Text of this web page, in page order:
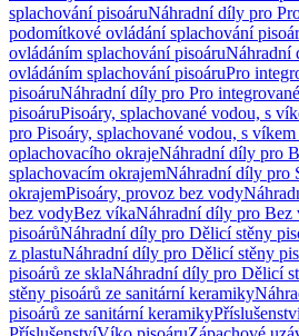
splachování pisoáruNáhradní díly pro
podomítkové ovládání splachování
ovládáním splachování pisoáruNáhradní
ovládáním splachování pisoáruPro
pisoáruNáhradní díly pro Pro
pisoáruPisoáry, splachované vodou, s
pro Pisoáry, splachované vodou, s
oplachovacího okrajeNáhradní díly pro
splachovacím okrajemNáhradní díly pro
okrajemPisoáry, provoz bez vody
bez vodyBez víkaNáhradní díly pro Bez
pisoárůNáhradní díly pro Dělicí stěny
z plastuNáhradní díly pro Dělicí stěny
pisoárů ze sklaNáhradní díly pro Dělicí
stěny pisoárů ze sanitární keramiky
pisoárů ze sanitární keramiky